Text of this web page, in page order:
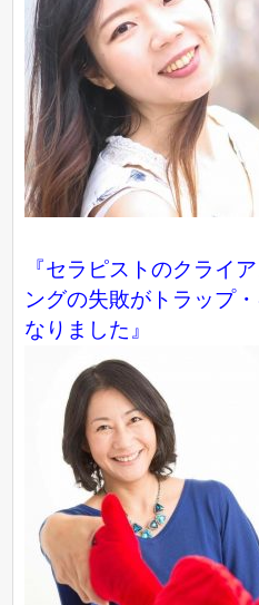
『セラピストのクライ
ングの失敗がトラップ
なりました』